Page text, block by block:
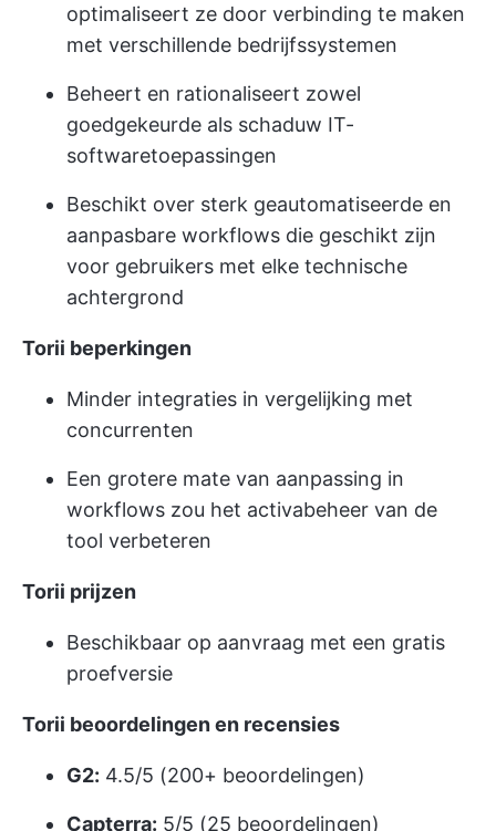
optimaliseert ze door verbinding te maken
met verschillende bedrijfssystemen
Beheert en rationaliseert zowel
goedgekeurde als schaduw IT-
softwaretoepassingen
Beschikt over sterk geautomatiseerde en
aanpasbare workflows die geschikt zijn
voor gebruikers met elke technische
achtergrond
Torii beperkingen
Minder integraties in vergelijking met
concurrenten
Een grotere mate van aanpassing in
workflows zou het activabeheer van de
tool verbeteren
Torii prijzen
Beschikbaar op aanvraag met een gratis
proefversie
Torii beoordelingen en recensies
G2: 4.5/5 (200+ beoordelingen)
Capterra: 5/5 (25 beoordelingen)